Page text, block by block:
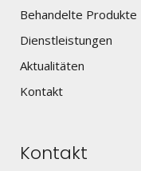
Behandelte Produkte
Dienstleistungen
Aktualitäten
Kontakt
Kontakt